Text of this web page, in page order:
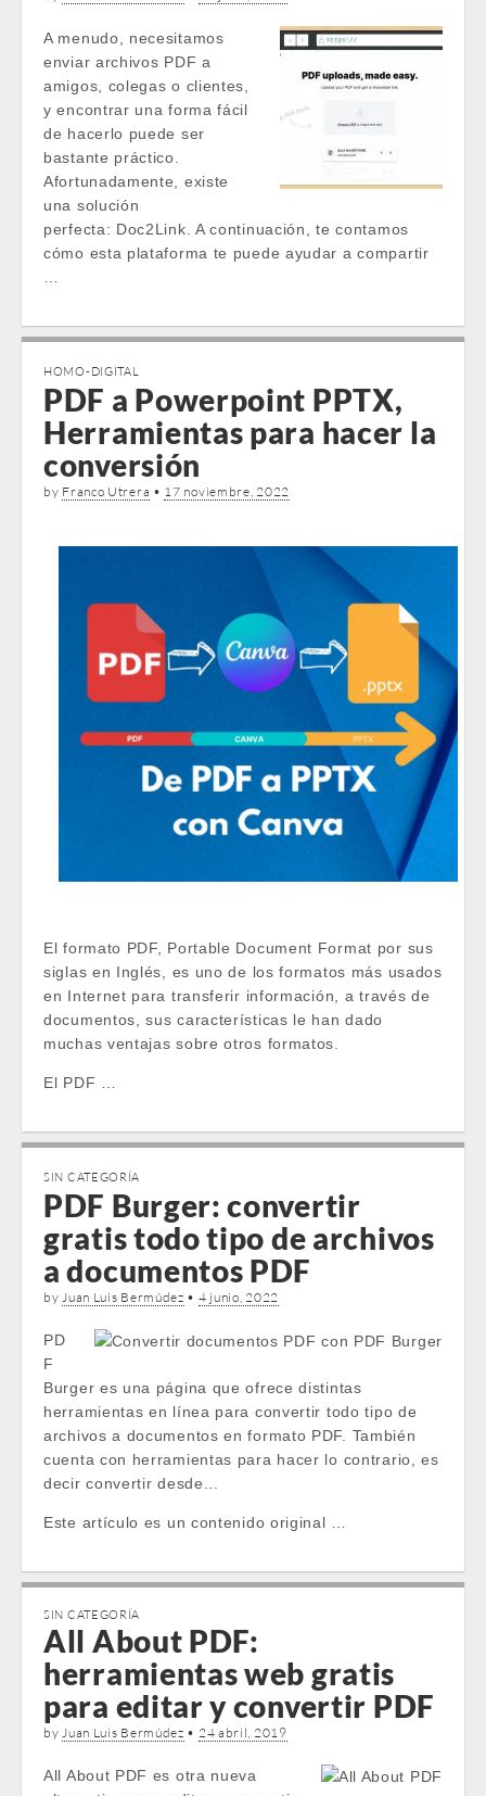
A menudo, necesitamos
enviar archivos PDF a
amigos, colegas o clientes,
y encontrar una forma fácil
de hacerlo puede ser
bastante práctico.
Afortunadamente, existe
una solución
perfecta: Doc2Link. A continuación, te contamos
cómo esta plataforma te puede ayudar a compartir
HOMO-DIGITAL
PDF a Powerpoint PPTX,
Herramientas para hacer la
conversión
by Franco Utrera • 17 noviembre, 2022
El formato PDF, Portable Document Format por sus
siglas en Inglés, es uno de los formatos más usados
en Internet para transferir información, a través de
documentos, sus características le han dado
muchas ventajas sobre otros formatos.
El PDF …
SIN CATEGORÍA
PDF Burger: convertir
gratis todo tipo de archivos
a documentos PDF
by Juan Luis Bermúdez • 4 junio, 2022
PD
F
Burger es una página que ofrece distintas
herramientas en línea para convertir todo tipo de
archivos a documentos en formato PDF. También
cuenta con herramientas para hacer lo contrario, es
decir convertir desde...
Este artículo es un contenido original …
SIN CATEGORÍA
All About PDF:
herramientas web gratis
para editar y convertir PDF
by Juan Luis Bermúdez • 24 abril, 2019
All About PDF es otra nueva